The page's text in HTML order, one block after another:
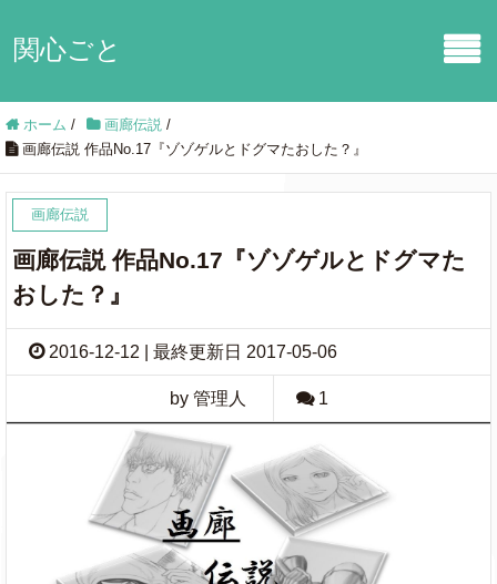
関心ごと
ホーム / 画廊伝説 /
画廊伝説 作品No.17『ゾゾゲルとドグマたおした？』
画廊伝説
画廊伝説 作品No.17『ゾゾゲルとドグマた
おした？』
2016-12-12 | 最終更新日 2017-05-06
by 管理人 1